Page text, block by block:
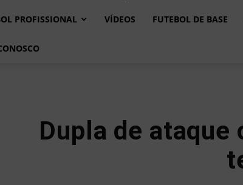
PROFISSIONAL VÍDEOS FUTEBOL DE BASE
Dupla de ataque